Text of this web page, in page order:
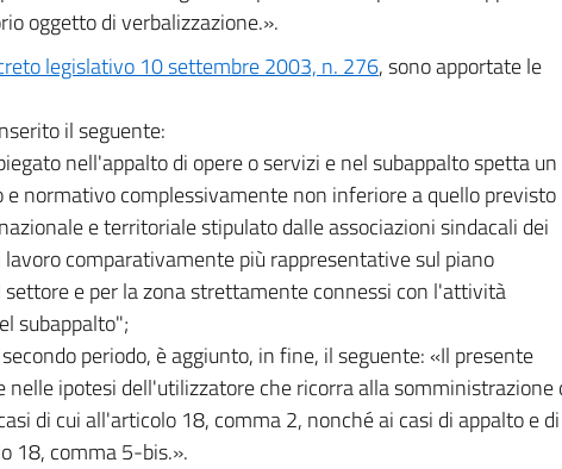
oggetto di verbalizzazione.».
legislativo 10 settembre 2003, n. 276, sono apportate le
il seguente:
nell'appalto di opere o servizi e nel subappalto spetta un
normativo complessivamente non inferiore a quello previsto
e territoriale stipulato dalle associazioni sindacali dei
comparativamente più rappresentative sul piano
settore e per la zona strettamente connessi con l'attività
subappalto";
periodo, è aggiunto, in fine, il seguente: «Il presente
nelle ipotesi dell'utilizzatore che ricorra alla somministrazione
di cui all'articolo 18, comma 2, nonché ai casi di appalto e di
18, comma 5-bis.».